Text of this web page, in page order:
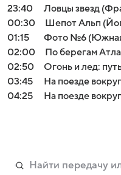
23:40
Ловцы звезд
00:30
Шепот Альп
01:15
Фото №6
02:00
По берегам
02:50
Огонь и лед:
03:45
На поезде
04:25
На поезде